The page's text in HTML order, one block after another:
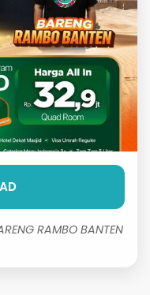
RAMBO BANTEN